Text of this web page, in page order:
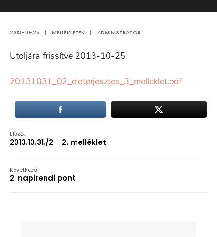
2013-10-25 | MELLÉKLETEK | ADMINISTRATOR
Utoljára frissítve 2013-10-25
20131031_02_eloterjesztes_3_melleklet.pdf
Előző:
2013.10.31./2 – 2. melléklet
Következő:
2. napirendi pont